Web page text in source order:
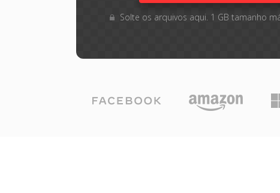
Solte os arquivos aqui. 1 GB tamanho